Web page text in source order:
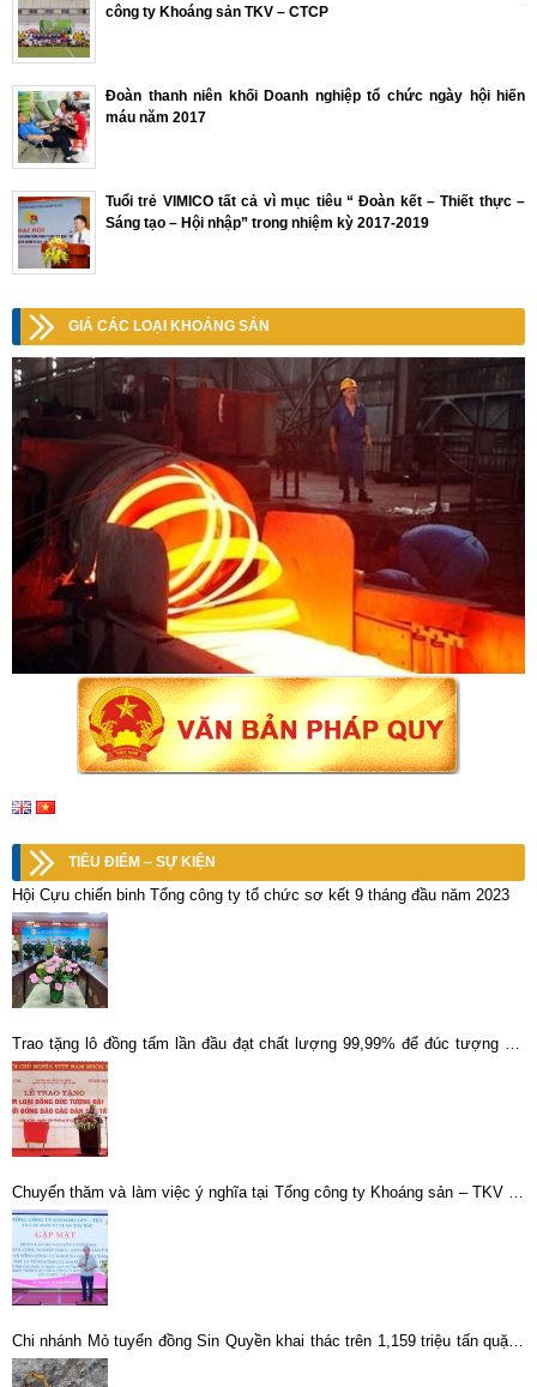
công ty Khoáng sản TKV – CTCP
Đoàn thanh niên khối Doanh nghiệp tổ chức ngày hội hiến
máu năm 2017
Tuổi trẻ VIMICO tất cả vì mục tiêu “ Đoàn kết – Thiết thực –
Sáng tạo – Hội nhập” trong nhiệm kỳ 2017-2019
GIÁ CÁC LOẠI KHOÁNG SẢN
TIÊU ĐIỂM – SỰ KIỆN
Hội Cựu chiến binh Tổng công ty tổ chức sơ kết 9 tháng đầu năm 2023
Trao tặng lô đồng tấm lần đầu đạt chất lượng 99,99% để đúc tượng đài
Bác Hồ
Chuyến thăm và làm việc ý nghĩa tại Tổng công ty Khoáng sản – TKV và
các đơn vị vùng Tây Bắc của Đoàn cán bộ hưu trí – nguyên là lãnh đạo
TKV và VIMICO
Chi nhánh Mỏ tuyển đồng Sin Quyền khai thác trên 1,159 triệu tấn quặng
nguyên khai